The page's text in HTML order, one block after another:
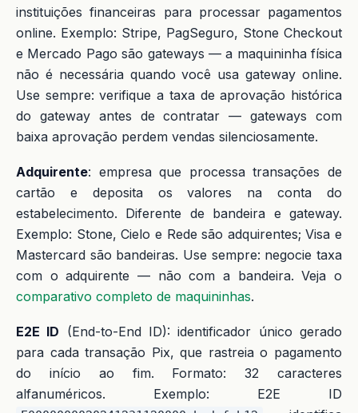
instituições financeiras para processar pagamentos
online. Exemplo: Stripe, PagSeguro, Stone Checkout
e Mercado Pago são gateways — a maquininha física
não é necessária quando você usa gateway online.
Use sempre: verifique a taxa de aprovação histórica
do gateway antes de contratar — gateways com
baixa aprovação perdem vendas silenciosamente.
Adquirente: empresa que processa transações de
cartão e deposita os valores na conta do
estabelecimento. Diferente de bandeira e gateway.
Exemplo: Stone, Cielo e Rede são adquirentes; Visa e
Mastercard são bandeiras. Use sempre: negocie taxa
com o adquirente — não com a bandeira. Veja o
comparativo completo de maquininhas.
E2E ID (End-to-End ID): identificador único gerado
para cada transação Pix, que rastreia o pagamento
do início ao fim. Formato: 32 caracteres
alfanuméricos. Exemplo: E2E ID